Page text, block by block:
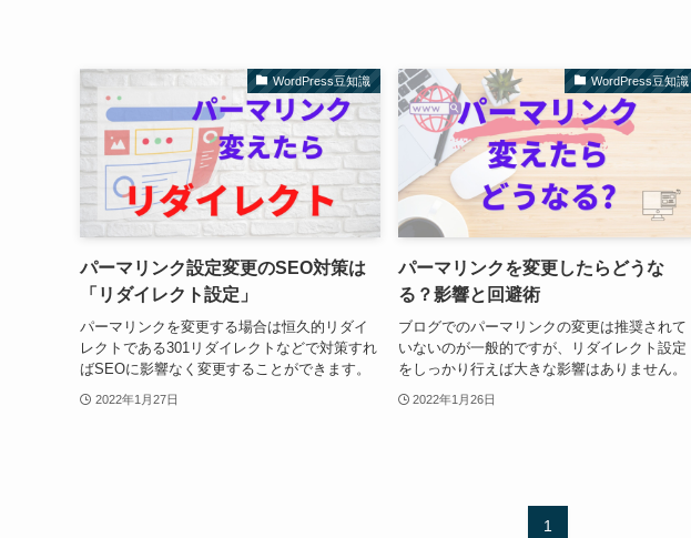
WordPress豆知識
パーマリンク設定変更のSEO対策は
「リダイレクト設定」
パーマリンクを変更する場合は恒久的リダイ
レクトである301リダイレクトなどで対策すれ
ばSEOに影響なく変更することができます。
2022年1月27日
WordPress豆知識
パーマリンクを変更したらどうな
る？影響と回避術
ブログでのパーマリンクの変更は推奨されて
いないのが一般的ですが、リダイレクト設定
をしっかり行えば大きな影響はありません。
2022年1月26日
1